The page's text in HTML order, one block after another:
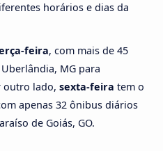
horários e dias da
feira, com mais de 45
MG para
outro lado, sexta-feira tem o
apenas 32 ônibus diários
de Goiás, GO.